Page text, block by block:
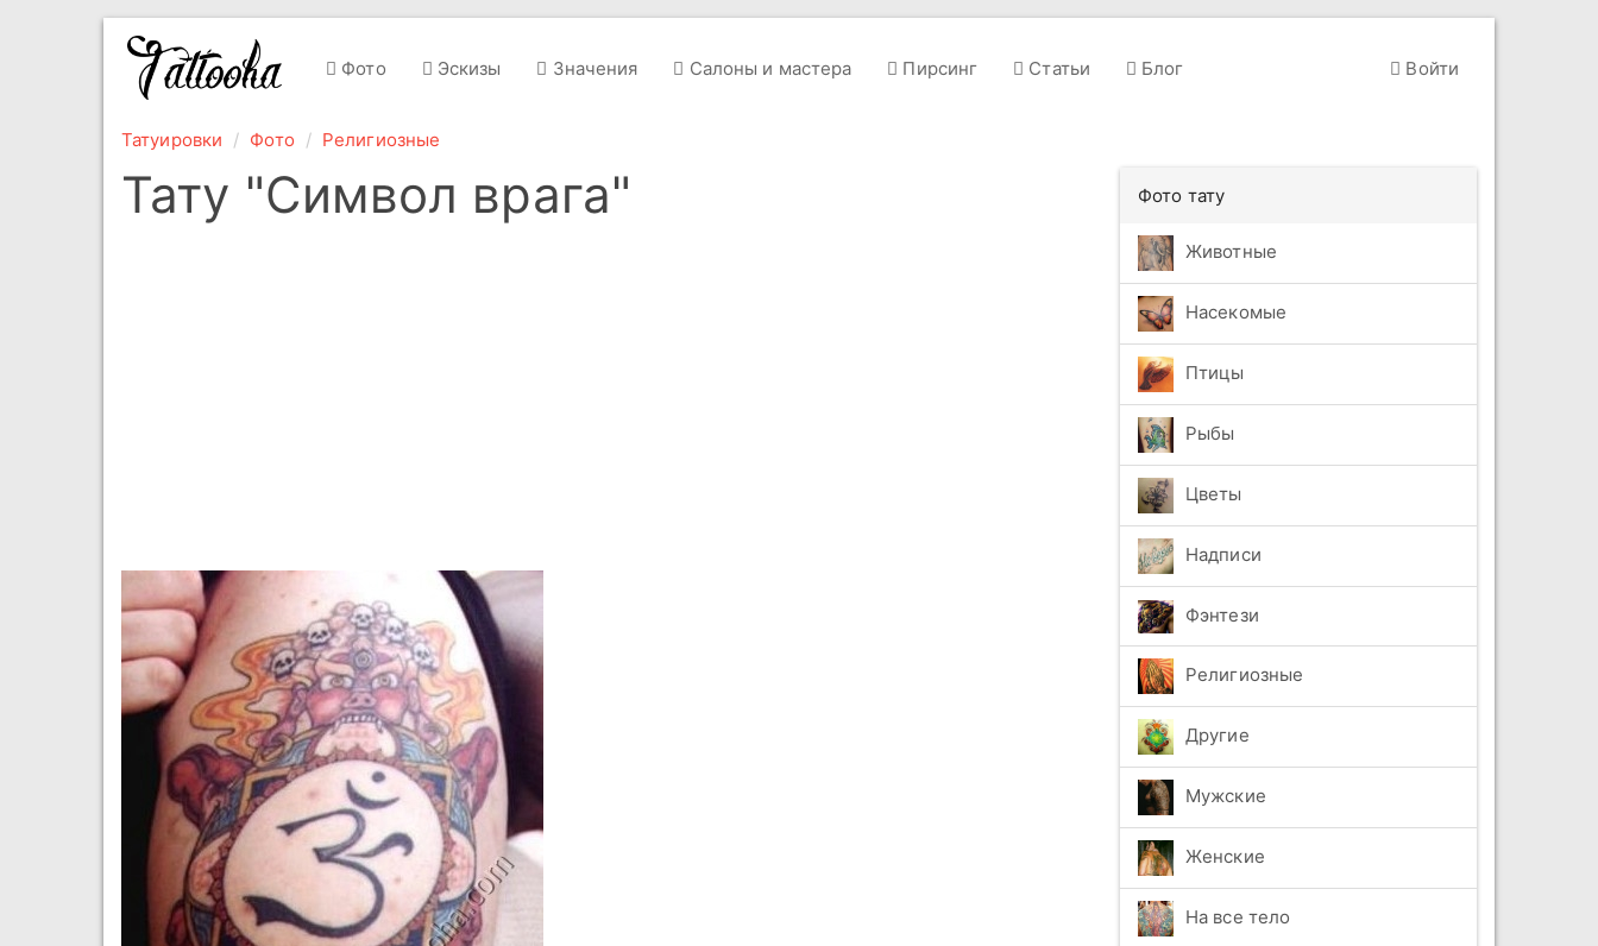
Фото Эскизы Значения Салоны и мастера Пирсинг Статьи Блог Войти
Татуировки Фото Религиозные
Тату "Символ врага" Фото тату
Животные
Насекомые
Птицы
Рыбы
Цветы
Надписи
Фэнтези
Религиозные
Другие
Мужские
Женские
На все тело